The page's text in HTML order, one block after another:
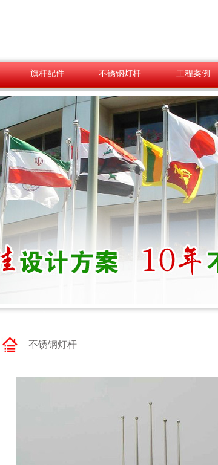
旗杆配件 不锈钢灯杆 工程案例
不锈钢灯杆